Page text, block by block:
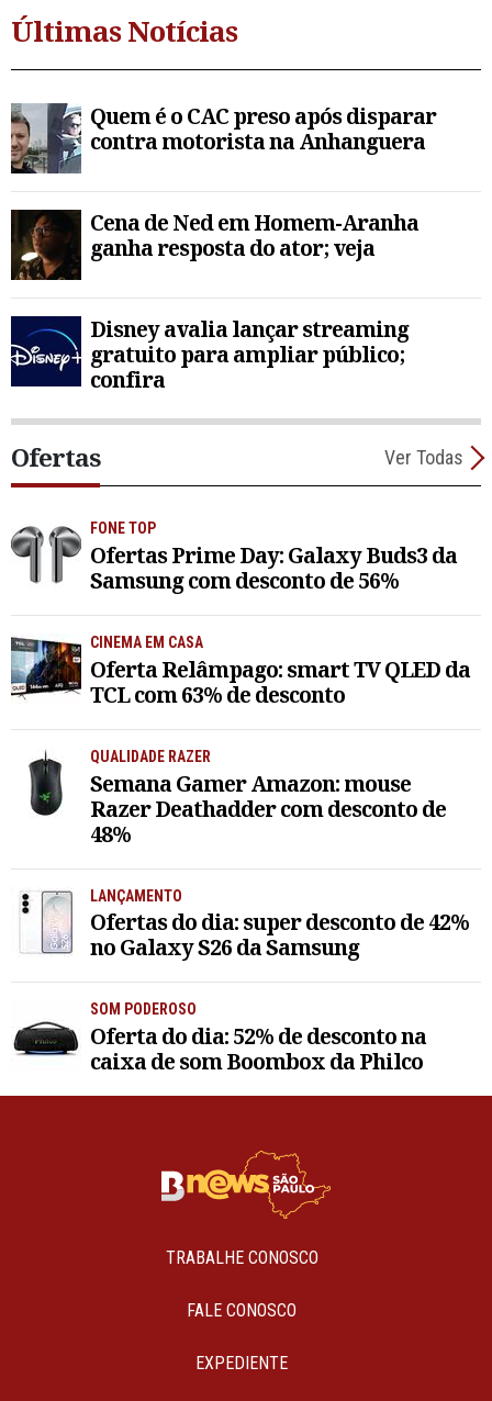
Últimas Notícias
Quem é o CAC preso após disparar
contra motorista na Anhanguera
Cena de Ned em Homem-Aranha
ganha resposta do ator; veja
Disney avalia lançar streaming
gratuito para ampliar público;
confira
Ofertas Ver Todas
FONE TOP
Ofertas Prime Day: Galaxy Buds3 da
Samsung com desconto de 56%
CINEMA EM CASA
Oferta Relâmpago: smart TV QLED da
TCL com 63% de desconto
QUALIDADE RAZER
Semana Gamer Amazon: mouse
Razer Deathadder com desconto de
48%
LANÇAMENTO
Ofertas do dia: super desconto de 42%
no Galaxy S26 da Samsung
SOM PODEROSO
Oferta do dia: 52% de desconto na
caixa de som Boombox da Philco
TRABALHE CONOSCO
FALE CONOSCO
EXPEDIENTE